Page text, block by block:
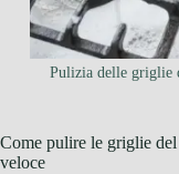
Pulizia delle griglie
Come pulire le griglie
veloce